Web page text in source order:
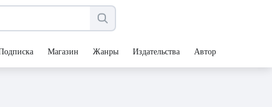
Магазин Жанры Издательства Авторы